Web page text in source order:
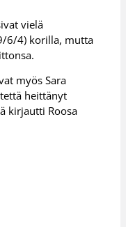
vielä
6/4) korilla, mutta
myös Sara
heittänyt
kirjautti Roosa